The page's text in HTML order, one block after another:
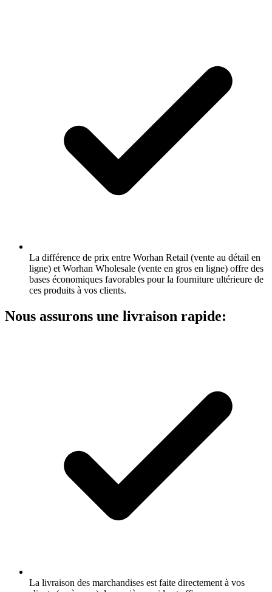
La différence de prix entre Worhan Retail (vente au détail en
ligne) et Worhan Wholesale (vente en gros en ligne) offre des
bases économiques favorables pour la fourniture ultérieure de
ces produits à vos clients.
Nous assurons une livraison rapide:
La livraison des marchandises est faite directement à vos